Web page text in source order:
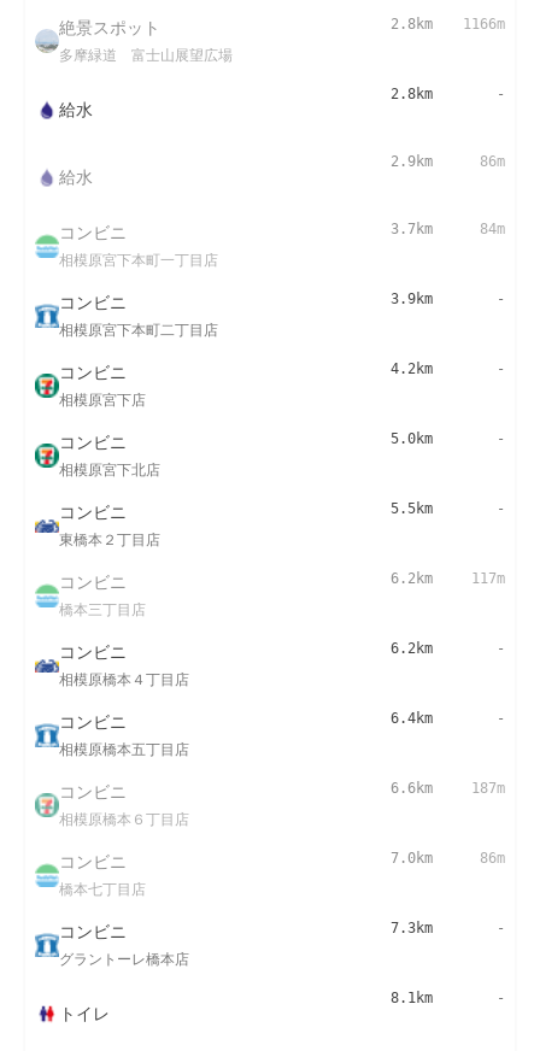
絶景スポット
多摩緑道 富士山展望広場
2.8km 1166m
給水
2.8km -
給水
2.9km 86m
コンビニ
相模原宮下本町一丁目店
3.7km 84m
コンビニ
相模原宮下本町二丁目店
3.9km -
コンビニ
相模原宮下店
4.2km -
コンビニ
相模原宮下北店
5.0km -
コンビニ
東橋本２丁目店
5.5km -
コンビニ
橋本三丁目店
6.2km 117m
コンビニ
相模原橋本４丁目店
6.2km -
コンビニ
相模原橋本五丁目店
6.4km -
コンビニ
相模原橋本６丁目店
6.6km 187m
コンビニ
橋本七丁目店
7.0km 86m
コンビニ
グラントーレ橋本店
7.3km -
トイレ
8.1km -